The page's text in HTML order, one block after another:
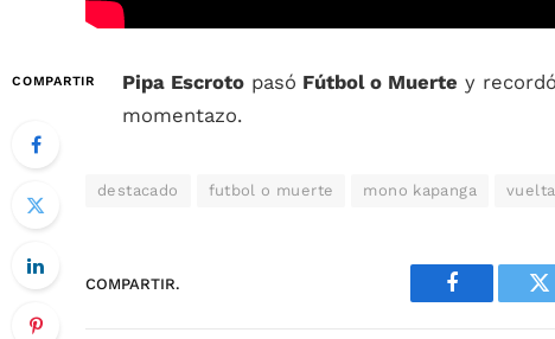
COMPARTIR Pipa Escroto pasó Fútbol o Muerte y
momentazo.
destacado futbol o muerte mono kapanga
COMPARTIR.
Facebook